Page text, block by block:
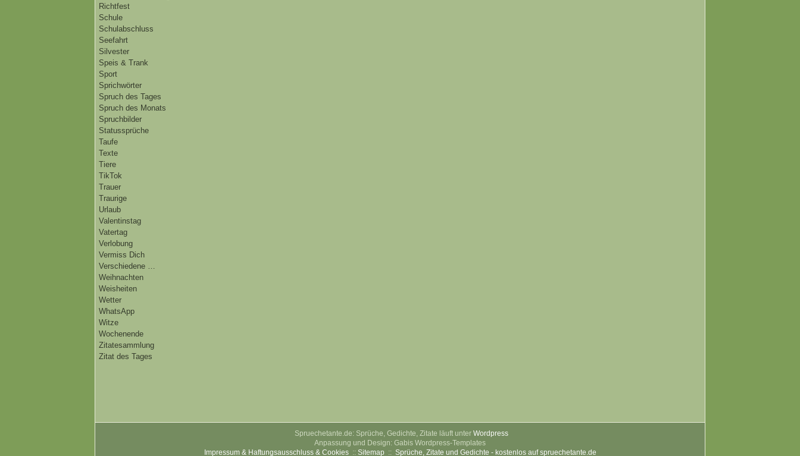
Richtfest
Schule
Schulabschluss
Seefahrt
Silvester
Speis & Trank
Sport
Sprichwörter
Spruch des Tages
Spruch des Monats
Spruchbilder
Statussprüche
Taufe
Texte
Tiere
TikTok
Trauer
Traurige
Urlaub
Valentinstag
Vatertag
Verlobung
Vermiss Dich
Verschiedene …
Weihnachten
Weisheiten
Wetter
WhatsApp
Witze
Wochenende
Zitatesammlung
Zitat des Tages
Spruechetante.de: Sprüche, Gedichte, Zitate läuft unter Wordpress
Anpassung und Design: Gabis Wordpress-Templates
Impressum & Haftungsausschluss & Cookies:: Sitemap :: Sprüche, Zitate und Gedichte - kostenlos auf spruechetante.de